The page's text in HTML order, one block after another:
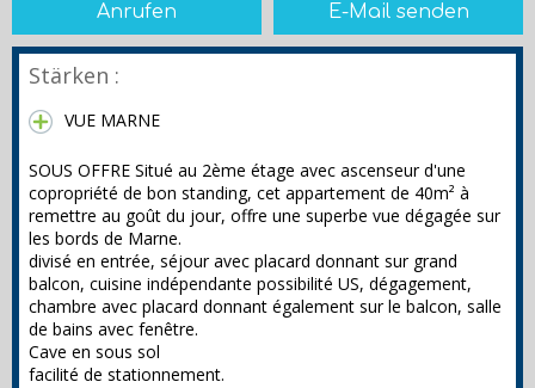
Anrufen E-Mail senden
Stärken :
VUE MARNE
SOUS OFFRE Situé au 2ème étage avec ascenseur d'une
copropriété de bon standing, cet appartement de 40m² à
remettre au goût du jour, offre une superbe vue dégagée sur
les bords de Marne.
divisé en entrée, séjour avec placard donnant sur grand
balcon, cuisine indépendante possibilité US, dégagement,
chambre avec placard donnant également sur le balcon, salle
de bains avec fenêtre.
Cave en sous sol
facilité de stationnement.